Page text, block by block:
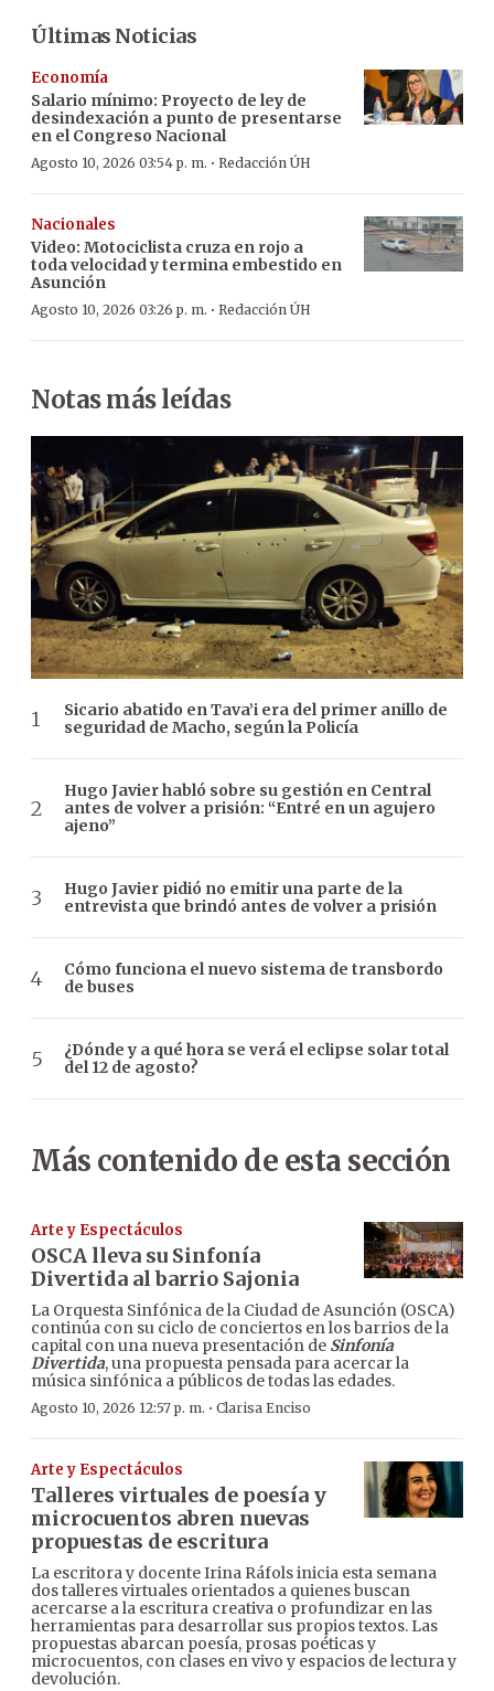
Últimas Noticias
Economía
Salario mínimo: Proyecto de ley de
desindexación a punto de presentarse
en el Congreso Nacional
Agosto 10, 2026 03:54 p. m. · Redacción ÚH
Nacionales
Video: Motociclista cruza en rojo a
toda velocidad y termina embestido en
Asunción
Agosto 10, 2026 03:26 p. m. · Redacción ÚH
Notas más leídas
Sicario abatido en Tava’i era del primer anillo de
seguridad de Macho, según la Policía
Hugo Javier habló sobre su gestión en Central
antes de volver a prisión: “Entré en un agujero
ajeno”
Hugo Javier pidió no emitir una parte de la
entrevista que brindó antes de volver a prisión
Cómo funciona el nuevo sistema de transbordo
de buses
¿Dónde y a qué hora se verá el eclipse solar total
del 12 de agosto?
Más contenido de esta sección
Arte y Espectáculos
OSCA lleva su Sinfonía
Divertida al barrio Sajonia
La Orquesta Sinfónica de la Ciudad de Asunción (OSCA)
continúa con su ciclo de conciertos en los barrios de la
capital con una nueva presentación de Sinfonía
Divertida, una propuesta pensada para acercar la
música sinfónica a públicos de todas las edades.
Agosto 10, 2026 12:57 p. m. · Clarisa Enciso
Arte y Espectáculos
Talleres virtuales de poesía y
microcuentos abren nuevas
propuestas de escritura
La escritora y docente Irina Ráfols inicia esta semana
dos talleres virtuales orientados a quienes buscan
acercarse a la escritura creativa o profundizar en las
herramientas para desarrollar sus propios textos. Las
propuestas abarcan poesía, prosas poéticas y
microcuentos, con clases en vivo y espacios de lectura y
devolución.